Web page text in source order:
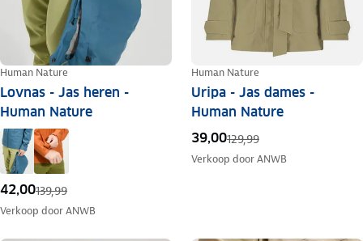
Human Nature
Lovnas - Jas heren -
Human Nature
42,00139,99
Verkoop doorANWB
Human Nature
Uripa - Jas dames -
Human Nature
39,00129,99
Verkoop doorANWB